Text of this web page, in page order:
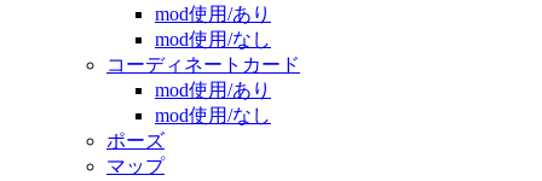
mod使用/あり
mod使用/なし
コーディネートカード
mod使用/あり
mod使用/なし
ポーズ
マップ